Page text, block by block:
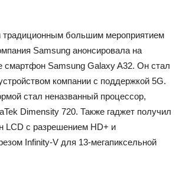
традиционным большим мероприятием
Samsung анонсировала на
смартфон Samsung Galaxy A32. Он стал
компании с поддержкой 5G.
стал неназванный процессор,
Dimensity 720. Также гаджет получил
LCD с разрешением HD+ и
Infinity-V для 13-мегапиксельной